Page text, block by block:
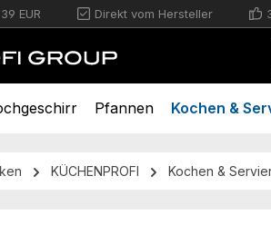
EUR Direkt vom Hersteller
Pfannen Kochen &
KÜCHENPROFI Kochen &